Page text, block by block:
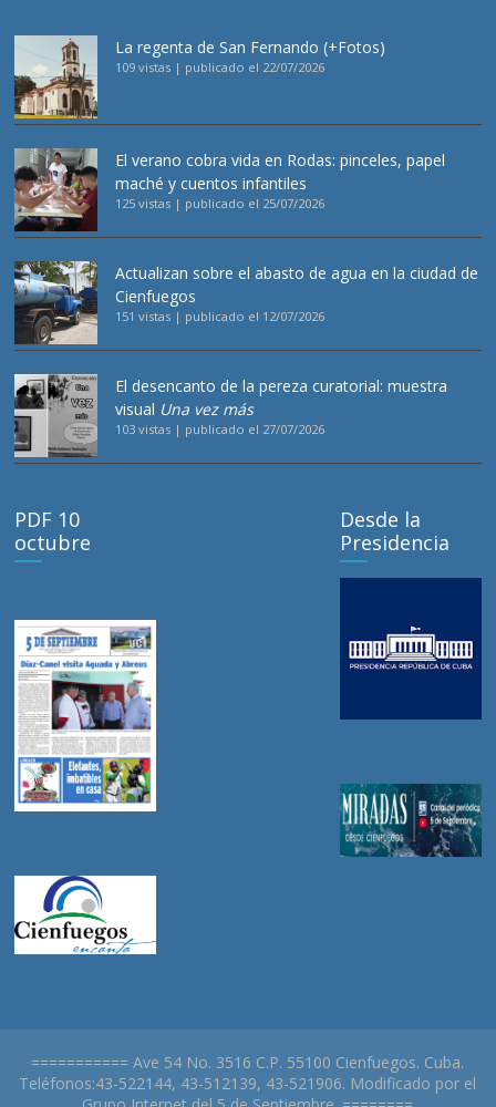
La regenta de San Fernando (+Fotos)
109 vistas | publicado el 22/07/2026
El verano cobra vida en Rodas: pinceles, papel
maché y cuentos infantiles
125 vistas | publicado el 25/07/2026
Actualizan sobre el abasto de agua en la ciudad de
Cienfuegos
151 vistas | publicado el 12/07/2026
El desencanto de la pereza curatorial: muestra
visual Una vez más
103 vistas | publicado el 27/07/2026
PDF 10
octubre
Desde la
Presidencia
=========== Ave 54 No. 3516 C.P. 55100 Cienfuegos. Cuba.
Teléfonos:43-522144, 43-512139, 43-521906. Modificado por el